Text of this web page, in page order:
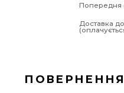
Попередня
Доставка
ПОВЕРНЕННЯ